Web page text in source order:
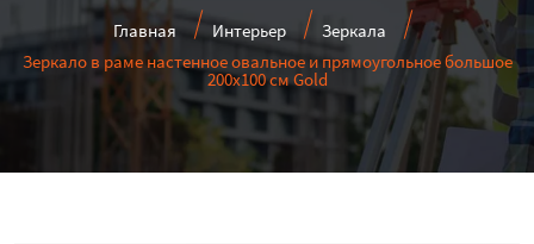
Главная Интерьер
Зеркала
Зеркало в раме настенное овальное и прямоугольное большое
200х100 см Gold